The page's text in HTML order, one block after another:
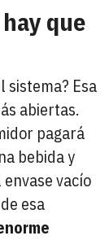
que
sistema? Esa
abiertas.
pagará
bebida y
vacío
esa